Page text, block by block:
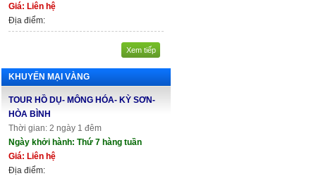
Giá: Liên hệ
Địa điểm:
Xem tiếp
KHUYẾN MẠI VÀNG
TOUR HỒ DỤ- MÔNG HÓA- KỲ SƠN-
HÒA BÌNH
Thời gian: 2 ngày 1 đêm
Ngày khởi hành: Thứ 7 hàng tuần
Giá: Liên hệ
Địa điểm: